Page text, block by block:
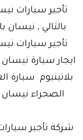
بالتالي , نيسان
ايجار سيارة نيسان باترول 2019
بلاتينيوم سيارة
الصحراء نيسان
شركة تأجير